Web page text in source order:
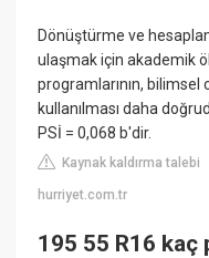
Dönüştürme ve
ulaşmak için akademik
programlarının,
kullanılması daha
PSİ = 0,068 b'dir.
Kaynak kaldırma talebi
hurriyet.com.tr
195 55 R16 kaç